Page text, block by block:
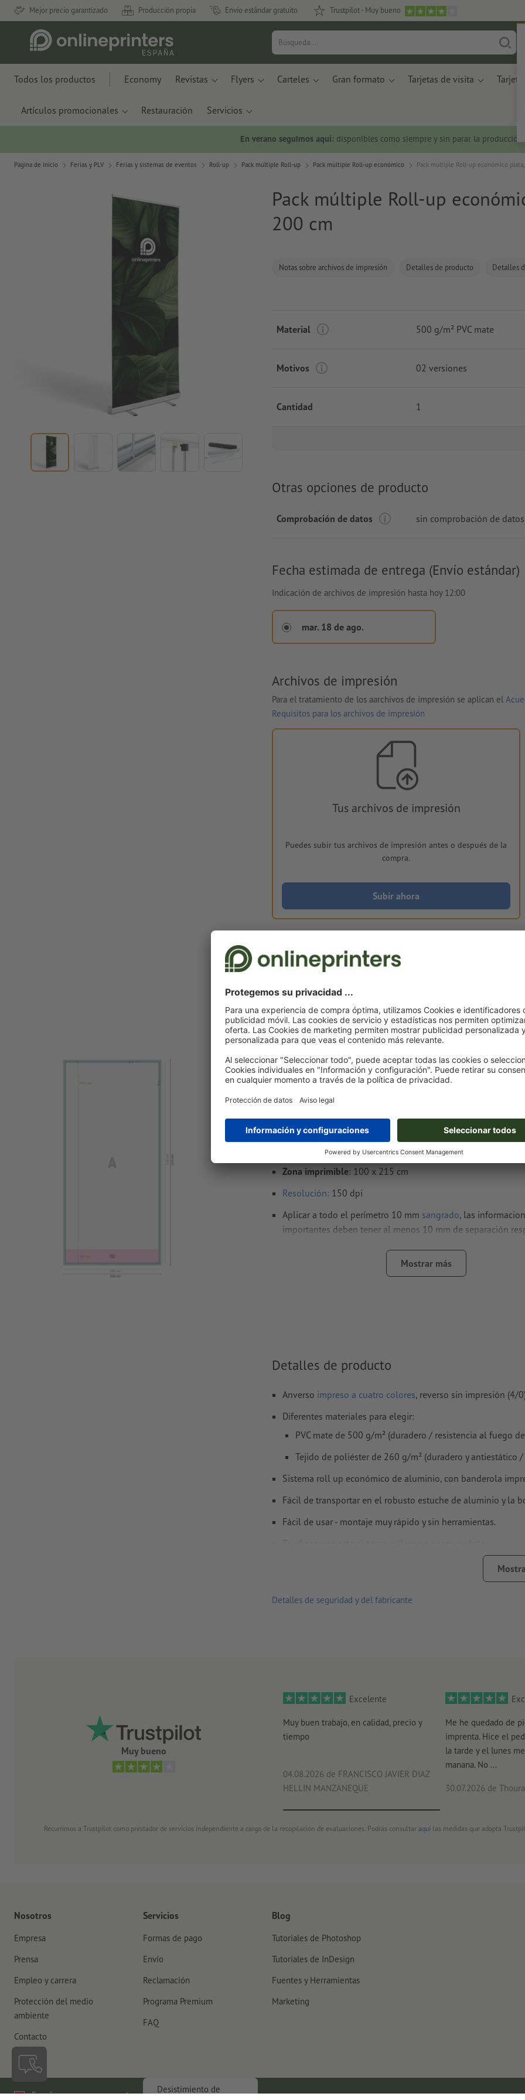
Mejor precio garantizado Producción propia Envío estándar gratuito Trustpilot - Muy bueno
Todos los productos Economy Revistas Flyers Carteles Gran formato Tarjetas de visita Tarjetas
Artículos promocionales Restauración Servicios
En verano seguimos aquí: disponibles como siempre y sin parar la producción.
Página de inicio Ferias y PLV Ferias y sistemas de eventos Roll-up Pack múltiple Roll-up Pack múltiple Roll-up económico Pack múltiple Roll-up económico
Pack múltiple Roll-up
200 cm
Notas sobre archivos de impresión Detalles de producto Detalles
Material 500 g/m² PVC mate
Motivos 02 versiones
Cantidad 1
Otras opciones de producto
Comprobación de datos sin comprobación de datos
Fecha estimada de entrega (Envío estándar)
Indicación de archivos de impresión hasta hoy 12:00
mar. 18 de ago.
Archivos de impresión
Para el tratamiento de los aarchivos de impresión se aplican el
Requisitos para los archivos de impresión
Tus archivos de impresión
Puedes subir tus archivos de impresión antes o después de la
compra.
Subir ahora
Entrega aprox.:
Peso: aprox.11 kg
Notas sobre archivos de impresión Pack
up económico plata, 100 x 200 cm
Formato de datos
Formato final: 100 x 200 cm
Zona visible: 100 x 200 cm
Zona imprimible: 100 x 215 cm
Resolución: 150 dpi
Aplicar a todo el perímetro 10 mm sangrado, las
importantes deben tener al menos 10 mm de separación
han de estar completamente incrustadas o
Loscomentariosserán eliminados y no se imprimen
El contenido en los
campos de formulario se imprime
¿Cómo creo archivos de impresión correctamente?
Mostrar más
Detalles de producto
Anverso impreso a cuatro colores, reverso sin impresión (4/
Diferentes materiales para elegir:
PVC mate de 500 g/m² (duradero / resistencia al fuego
Tejido de poliéster de 260 g/m² (duradero y antiestático
Sistema roll up económico de aluminio, con banderola
Fácil de transportar en el robusto estuche de aluminio y la
Fácil de usar - montaje muy rápido y sin herramientas.
20.000 ejemplares
Detalles de seguridad y del fabricante
Muy bueno
Excelente
Muy buen trabajo, en calidad, precio y
tiempo
04.08.2026 de FRANCISCO JAVIER DIAZ
HELLIN MANZANEQUE
Me he quedado de
imprenta. Hice el
la tarde y el lunes
manana. No ...
30.07.2026 de
Recurrimos a Trustpilot como prestador de servicios independiente a cargo de la recopilación de evaluaciones. Podrás consultar aquí las medidas que adopta
Nosotros
Empresa
Prensa
Empleo y carrera
Protección del medio
ambiente
Contacto
Servicios
Formas de pago
Envío
Reclamación
Programa Premium
FAQ
Blog
Tutoriales de Photoshop
Tutoriales de InDesign
Fuentes y Herramientas
Marketing
España
Desistimiento de